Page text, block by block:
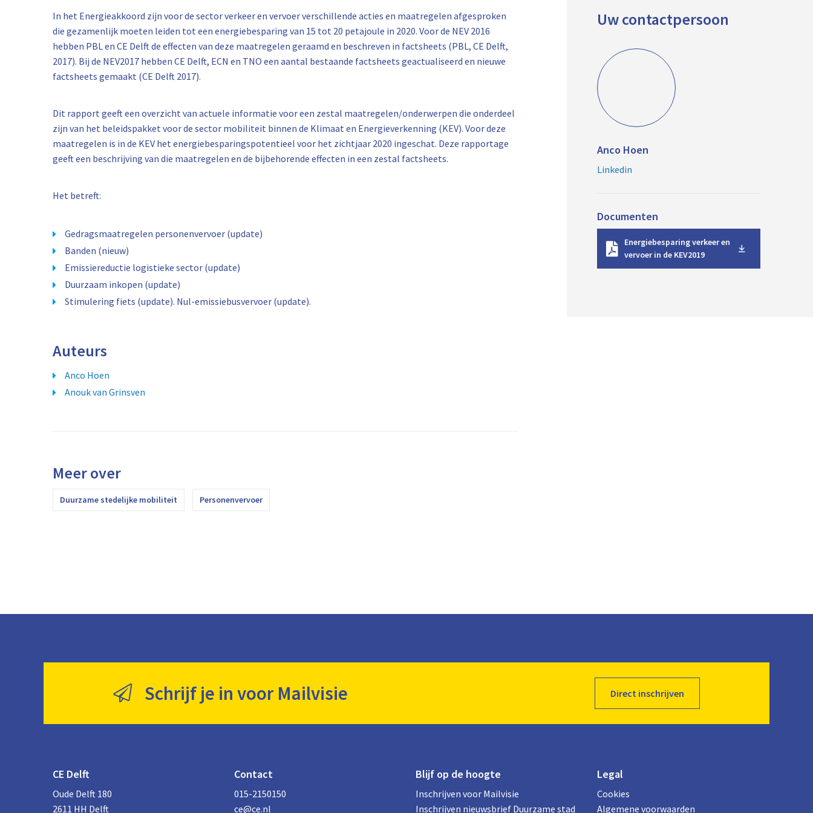
In het Energieakkoord zijn voor de sector verkeer en vervoer verschillende acties en maatregelen afgesproken
die gezamenlijk moeten leiden tot een energiebesparing van 15 tot 20 petajoule in 2020. Voor de NEV 2016
hebben PBL en CE Delft de effecten van deze maatregelen geraamd en beschreven in factsheets (PBL, CE Delft,
2017). Bij de NEV2017 hebben CE Delft, ECN en TNO een aantal bestaande factsheets geactualiseerd en nieuwe
factsheets gemaakt (CE Delft 2017).
Dit rapport geeft een overzicht van actuele informatie voor een zestal maatregelen/onderwerpen die onderdeel
zijn van het beleidspakket voor de sector mobiliteit binnen de Klimaat en Energieverkenning (KEV). Voor deze
maatregelen is in de KEV het energiebesparingspotentieel voor het zichtjaar 2020 ingeschat. Deze rapportage
geeft een beschrijving van die maatregelen en de bijbehorende effecten in een zestal factsheets.
Het betreft:
Gedragsmaatregelen personenvervoer (update)
Banden (nieuw)
Emissiereductie logistieke sector (update)
Duurzaam inkopen (update)
Stimulering fiets (update). Nul-emissiebusvervoer (update).
Auteurs
Anco Hoen
Anouk van Grinsven
Meer over
Duurzame stedelijke mobiliteit Personenvervoer
Uw contactpersoon
Anco Hoen
Linkedin
Documenten
Energiebesparing verkeer en
vervoer in de KEV2019
n
Schrijf je in voor Mailvisie Direct inschrijven
CE Delft
Oude Delft 180
2611 HH Delft
Contact
015-2150150
ce@ce.nl
Blijf op de hoogte
Inschrijven voor Mailvisie
Inschrijven nieuwsbrief Duurzame stad
Legal
Cookies
Algemene voorwaarden